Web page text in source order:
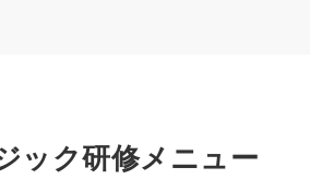
ック研修メニュー